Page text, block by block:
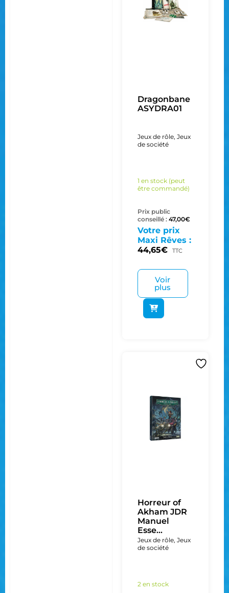
Dragonbane
ASYDRA01
Jeux de rôle, Jeux
de société
1 en stock (peut
être commandé)
Prix public
conseillé : 47,00€
Votre prix
Maxi Rêves :
44,65€ TTC
Voir
plus
Horreur of
Akham JDR
Manuel
Esse...
Jeux de rôle, Jeux
de société
2 en stock